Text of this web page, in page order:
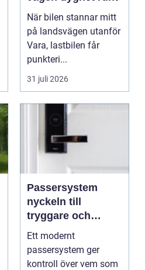
När bilen stannar mitt
på landsvägen utanför
Vara, lastbilen får
punkteri...
31 juli 2026
Passersystem
nyckeln till
tryggare och
smidigare tillträde
Ett modernt
passersystem ger
kontroll över vem som